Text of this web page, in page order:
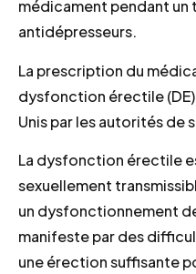
médicament pendant un
antidépresseurs.
La prescription du
dysfonction érectile
Unis par les autorités de
La dysfonction érectile
sexuellement
un dysfonctionnement
manifeste par des
une érection suffisante